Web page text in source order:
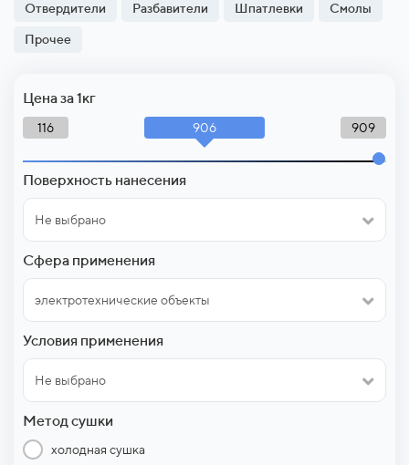
Отвердители Разбавители Шпатлевки Смолы
Прочее
Цена за 1кг
116 906 909
Поверхность нанесения
Не выбрано
Сфера применения
электротехнические объекты
Условия применения
Не выбрано
Метод сушки
холодная сушка